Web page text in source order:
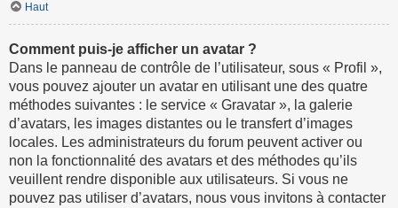
Haut
Comment puis-je afficher un avatar ?
Dans le panneau de contrôle de l’utilisateur, sous « Profil »,
vous pouvez ajouter un avatar en utilisant une des quatre
méthodes suivantes : le service « Gravatar », la galerie
d’avatars, les images distantes ou le transfert d’images
locales. Les administrateurs du forum peuvent activer ou
non la fonctionnalité des avatars et des méthodes qu’ils
veuillent rendre disponible aux utilisateurs. Si vous ne
pouvez pas utiliser d’avatars, nous vous invitons à contacter